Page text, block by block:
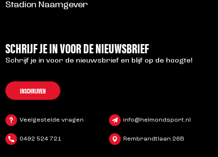
Stadion Naamgever
SCHRIJF JE IN VOOR DE NIEUWSBRIEF
Schrijf je in voor de nieuwsbrief en blijf op de hoogte!
INSCHRIJVEN
Veelgestelde vragen info@helmondsport.nl
0492 524 721 Rembrandtlaan 26B